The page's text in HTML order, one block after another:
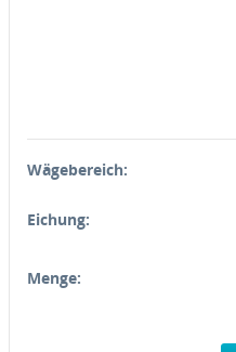
Wägebereich:
Eichung:
Menge: